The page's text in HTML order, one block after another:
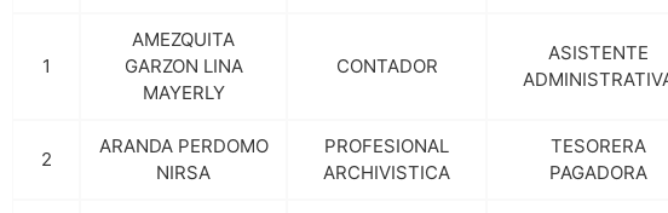
1
AMEZQUITA
GARZON LINA
MAYERLY
CONTADOR
ASISTENTE
2
ARANDA PERDOMO
NIRSA
PROFESIONAL
ARCHIVISTICA
TESORERA
PAGADORA